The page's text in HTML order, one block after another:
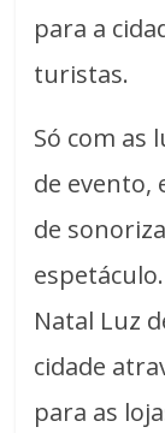
para a
turistas.
Só com as
de evento,
de
Natal Luz
cidade
para as